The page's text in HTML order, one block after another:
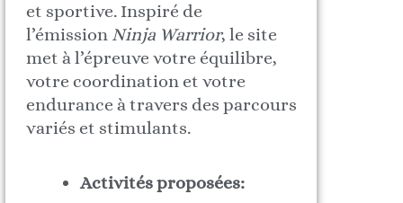
et sportive. Inspiré de
l’émission Ninja Warrior, le site
met à l’épreuve votre équilibre,
votre coordination et votre
endurance à travers des parcours
variés et stimulants.
Activités proposées: